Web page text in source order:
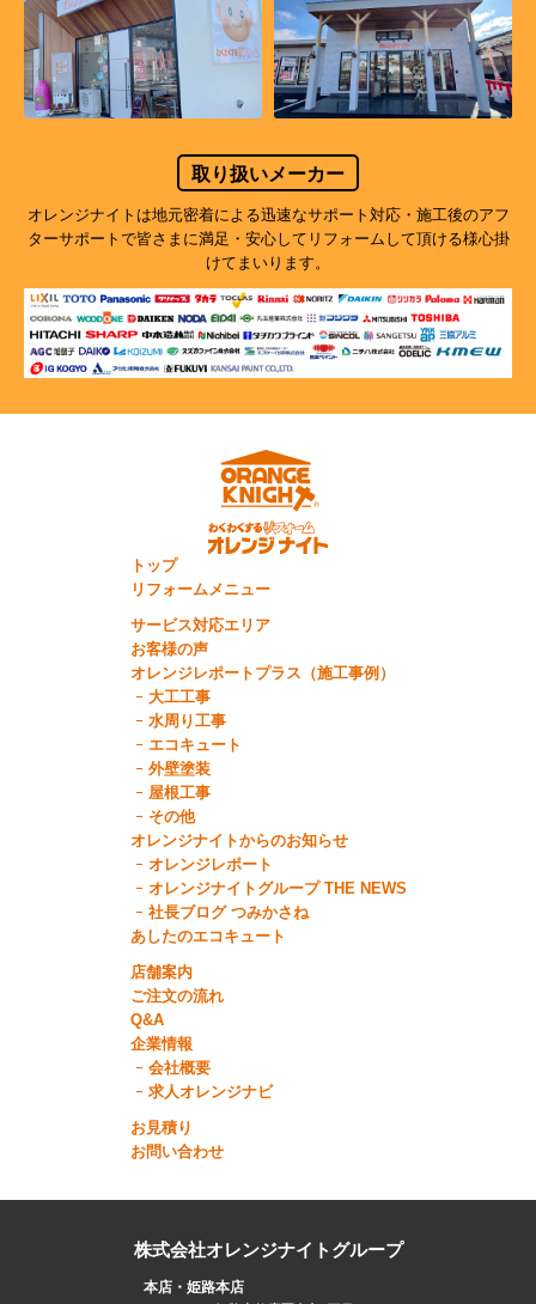
取り扱いメーカー
オレンジナイトは地元密着による迅速なサポート対応・施工後のアフ
ターサポートで皆さまに満足・安心してリフォームして頂ける様心掛
けてまいります。
トップ
リフォームメニュー
サービス対応エリア
お客様の声
オレンジレポートプラス（施工事例）
大工工事
水周り工事
エコキュート
外壁塗装
屋根工事
その他
オレンジナイトからのお知らせ
オレンジレポート
オレンジナイトグループ THE NEWS
社長ブログ つみかさね
あしたのエコキュート
店舗案内
ご注文の流れ
Q&A
企業情報
会社概要
求人オレンジナビ
お見積り
お問い合わせ
株式会社オレンジナイトグループ
本店・姫路本店